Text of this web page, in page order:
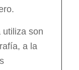
utiliza son
a la